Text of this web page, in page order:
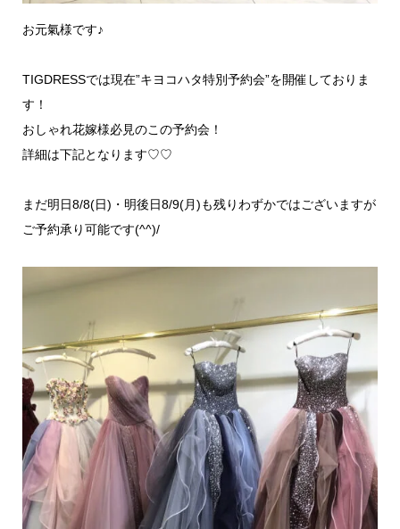
お元氣様です♪
TIGDRESSでは現在”キヨコハタ特別予約会”を開催しておりま
す！
おしゃれ花嫁様必見のこの予約会！
詳細は下記となります♡♡
まだ明日8/8(日)・明後日8/9(月)も残りわずかではございますが
ご予約承り可能です(^^)/